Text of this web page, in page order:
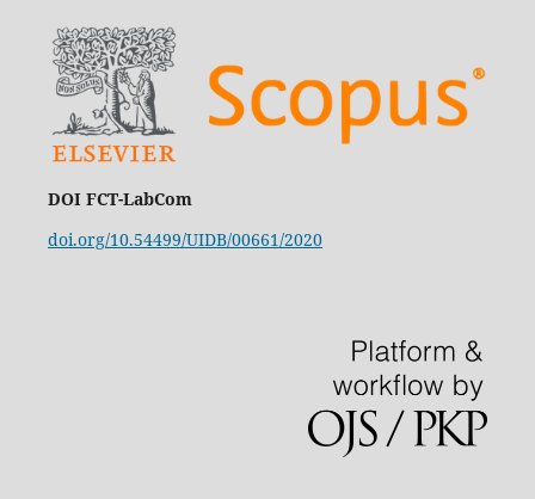
DOI FCT-LabCom
doi.org/10.54499/UIDB/00661/2020